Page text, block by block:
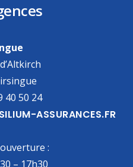
40 50 24
ASSURANCES.FR
:
– 17h30